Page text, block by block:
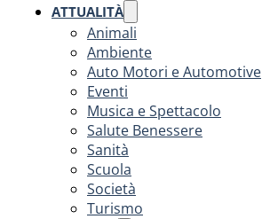
ATTUALITÀ
Animali
Ambiente
Auto Motori e Automotive
Eventi
Musica e Spettacolo
Salute Benessere
Sanità
Scuola
Società
Turismo